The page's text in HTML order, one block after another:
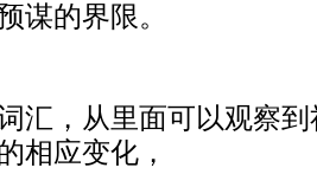
谋的界限。
汇，从里面可以观察
相应变化，